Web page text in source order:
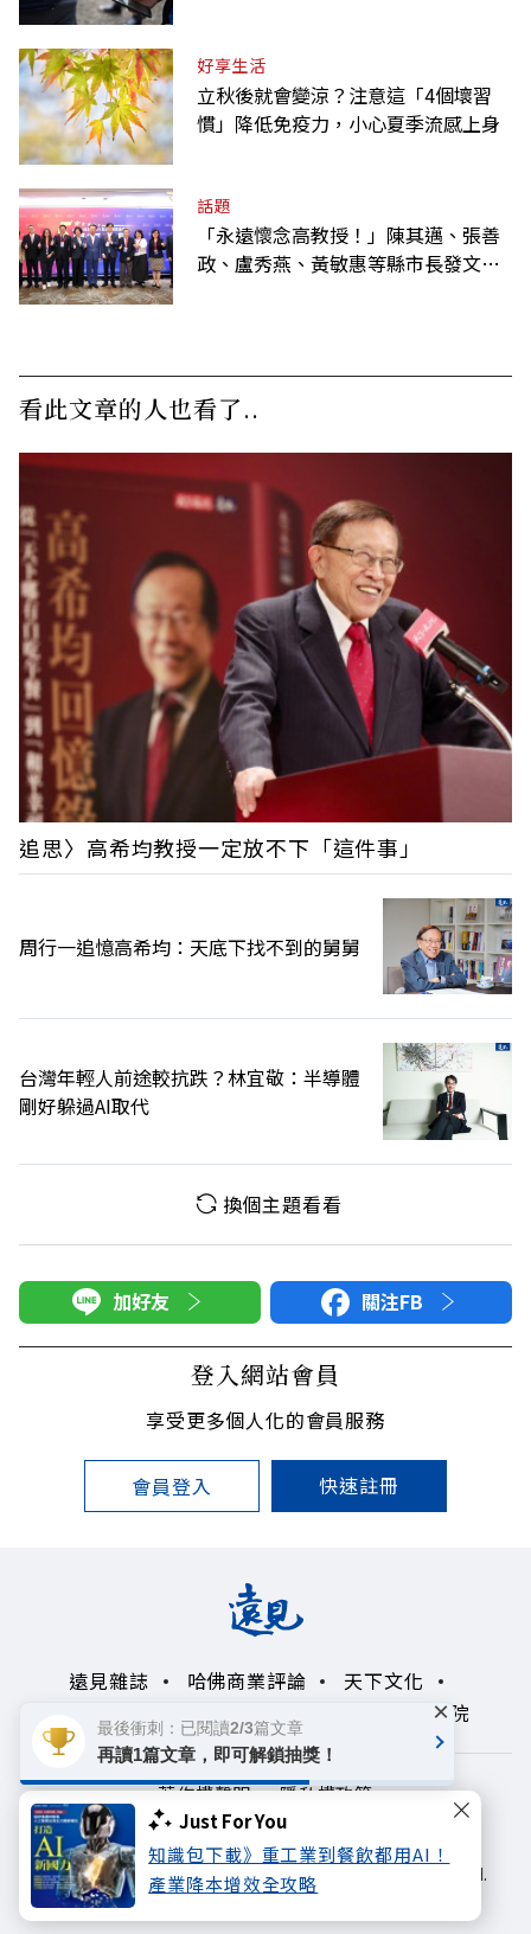
Just For You
知識包下載》重工業到餐飲都用AI！
產業降本增效全攻略
好享生活
立秋後就會變涼？注意這「4個壞習
慣」降低免疫力，小心夏季流感上身
話題
「永遠懷念高教授！」陳其邁、張善
政、盧秀燕、黃敏惠等縣市長發文弔
看此文章的人也看了..
追思〉高希均教授一定放不下「這件事」
周行一追憶高希均：天底下找不到的舅舅
台灣年輕人前途較抗跌？林宜敬：半導體
剛好躲過AI取代
換個主題看看
加好友 關注FB
登入網站會員
享受更多個人化的會員服務
會員登入 快速註冊
遠見雜誌 哈佛商業評論
天下文化
未來親子學習平台
50+ 領導影響力學院
著作權聲明
隱私權政策
Copyright© 1999~2026
遠見天下文化出版股份有限公司. All rights reserved.
最後衝刺：已閱讀2/3篇文章
再讀1篇文章，即可解鎖抽獎！
×